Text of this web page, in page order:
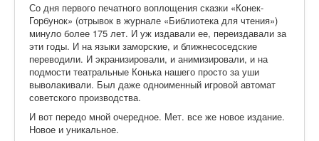
Со дня первого печатного воплощения сказки «Конек-
Горбунок» (отрывок в журнале «Библиотека для чтения»)
минуло более 175 лет. И уж издавали ее, переиздавали за
эти годы. И на языки заморские, и ближнесоседские
переводили. И экранизировали, и анимизировали, и на
подмости театральные Конька нашего просто за уши
выволакивали. Был даже одноименный игровой автомат
советского производства.
И вот передо мной очередное. Мет. все же новое издание.
Новое и уникальное.